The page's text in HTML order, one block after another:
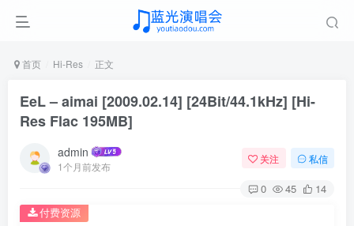
首页 Hi-Res 正文
EeL – aimai [2009.02.14] [24Bit/44.1kHz] [Hi-
Res Flac 195MB]
admin
1个月前发布
关注 私信
0 45 14
付费资源